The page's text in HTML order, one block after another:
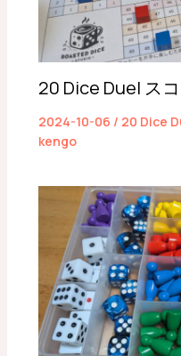
20 Dice Duel ス
2024-10-06 / 20 Dice
kengo